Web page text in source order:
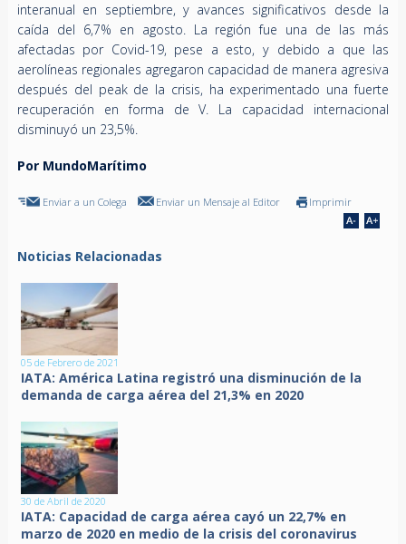
interanual en septiembre, y avances significativos desde la
caída del 6,7% en agosto. La región fue una de las más
afectadas por Covid-19, pese a esto, y debido a que las
aerolíneas regionales agregaron capacidad de manera agresiva
después del peak de la crisis, ha experimentado una fuerte
recuperación en forma de V. La capacidad internacional
disminuyó un 23,5%.
Por MundoMarítimo
Enviar a un Colega Enviar un Mensaje al Editor Imprimir
Noticias Relacionadas
05 de Febrero de 2021
IATA: América Latina registró una disminución de la
demanda de carga aérea del 21,3% en 2020
30 de Abril de 2020
IATA: Capacidad de carga aérea cayó un 22,7% en
marzo de 2020 en medio de la crisis del coronavirus